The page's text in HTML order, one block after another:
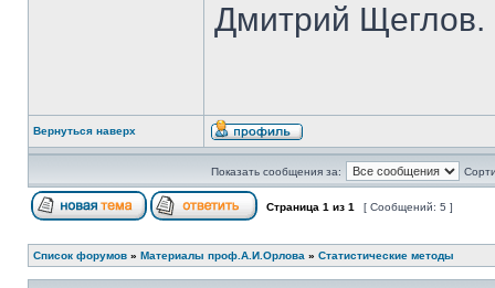
Дмитрий Щеглов.
Вернуться наверх
Показать сообщения за:
Страница 1 из 1 [ Сообщений: 5 ]
Список форумов » Материалы проф.А.И.Орлова » Статистические методы